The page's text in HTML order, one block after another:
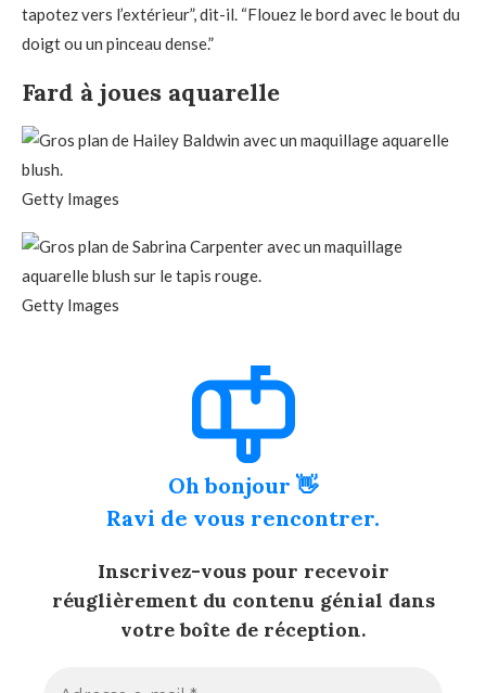
tapotez vers l’extérieur”, dit-il. “Flouez le bord avec le bout du
doigt ou un pinceau dense.”
Fard à joues aquarelle
Getty Images
Getty Images
Oh bonjour 👋
Ravi de vous rencontrer.
Inscrivez-vous pour recevoir
réuglièrement du contenu génial dans
votre boîte de réception.